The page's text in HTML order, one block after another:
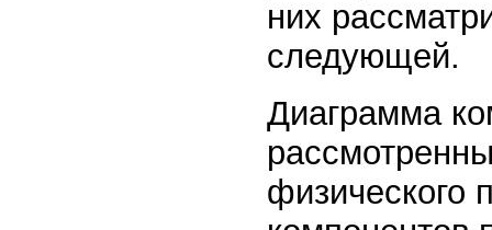
них
следующей.
Диаграмма
физического